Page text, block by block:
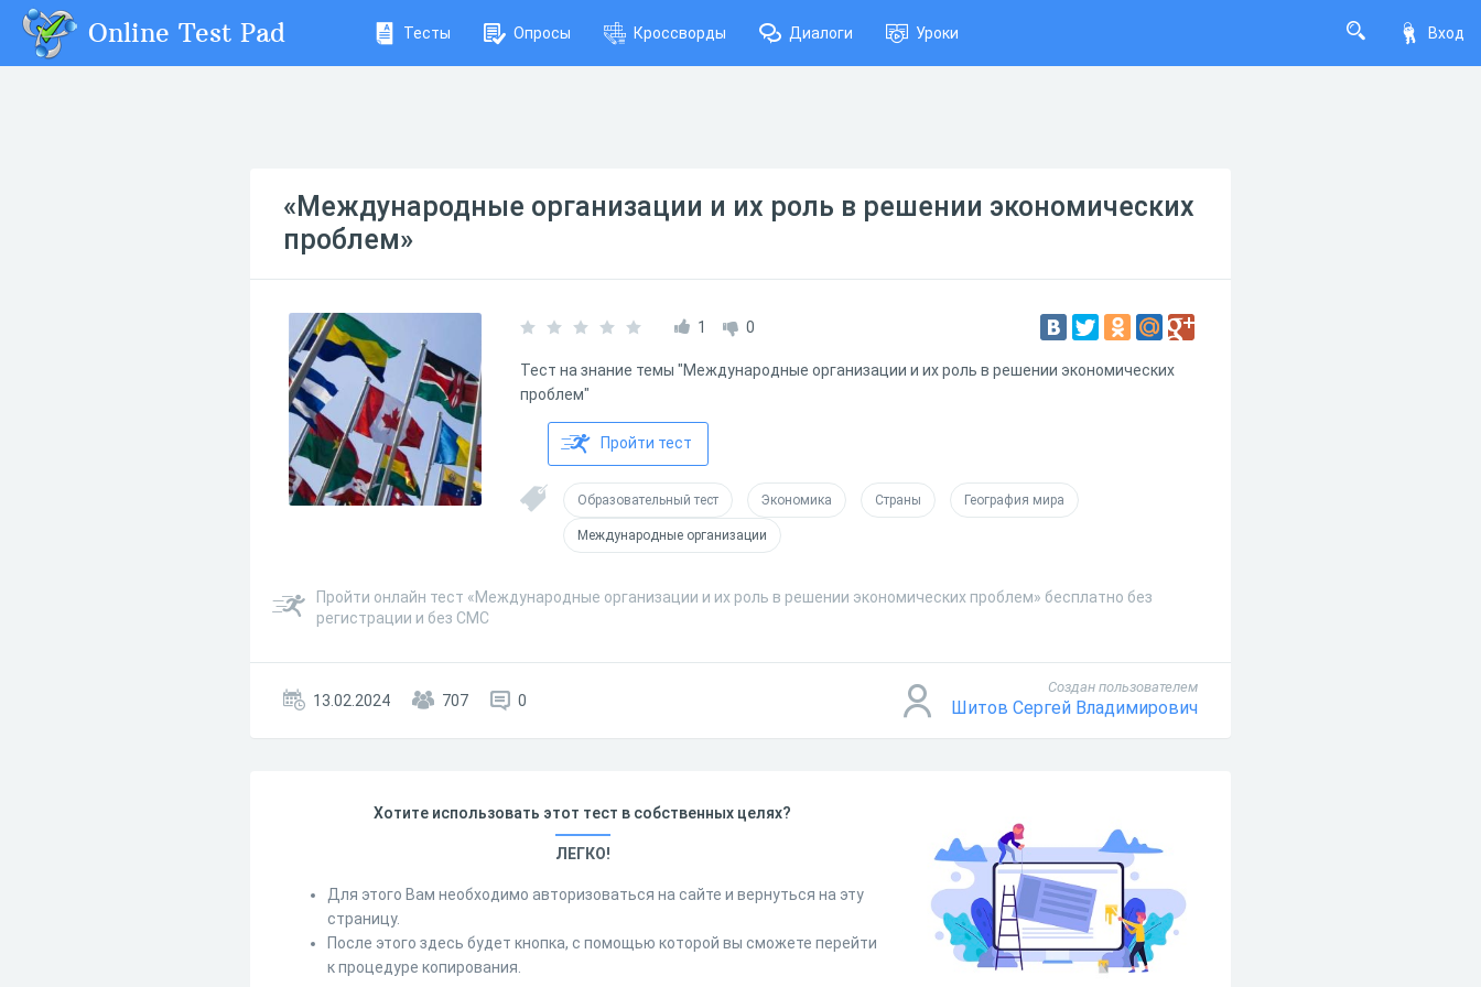
Вход
Online Test Pad Тесты Опросы Кроссворды Диалоги Уроки
«Международные организации и их роль в решении экономических
проблем»
1 0
Тест на знание темы "Международные организации и их роль в решении экономических
проблем"
Пройти тест
Образовательный тест Экономика Страны География мира
Международные организации
Пройти онлайн тест «Международные организации и их роль в решении экономических проблем» бесплатно без
регистрации и без СМС
13.02.2024 707 0
Создан пользователем
Шитов Сергей Владимирович
Хотите использовать этот тест в собственных целях?
ЛЕГКО!
Для этого Вам необходимо авторизоваться на сайте и вернуться на эту
страницу.
После этого здесь будет кнопка, с помощью которой вы сможете перейти
к процедуре копирования.